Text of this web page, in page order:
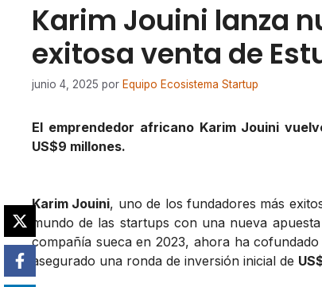
Karim Jouini lanza
exitosa venta de
junio 4, 2025 por Equipo Ecosistema Startup
El emprendedor africano Karim Jouini
US$9 millones.
Karim Jouini, uno de los fundadores más
mundo de las startups con una nueva
compañía sueca en 2023, ahora ha
asegurado una ronda de inversión inicial de